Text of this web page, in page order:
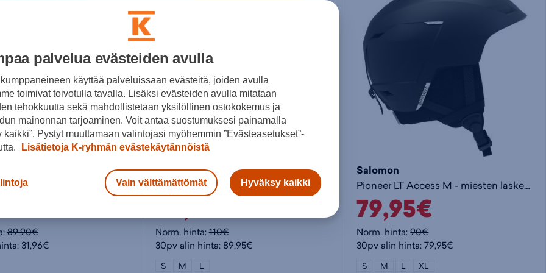
o
k
k
r
- lasten laskettelukypärä
89,90€
31,96€
Salomon
Orka Visor - lasten laskettelukypärä
89,95€
Norm. hinta:110€
30pv alin hinta: 89,95€
S M L
Salomon
Pioneer LT Access M - miesten laskettelukypärä
79,95€
Norm. hinta:90€
30pv alin hinta: 79,95€
S M L XL
palvelua evästeiden avulla
käyttää palveluissaan evästeitä, joiden avulla
toimivat toivotulla tavalla. Lisäksi evästeiden avulla mitataan
tehokkuutta sekä mahdollistetaan yksilöllinen ostokokemus ja
mainonnan tarjoaminen. Voit antaa suostumuksesi painamalla
kaikki”. Pystyt muuttamaan valintojasi myöhemmin ”Evästeasetukset”-
Lisätietoja K-ryhmän evästekäytännöistä
Vain välttämättömät Hyväksy kaikki